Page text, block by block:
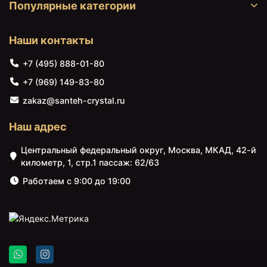
Популярные категории
Наши контакты
+7 (495) 888-01-80
+7 (969) 149-83-80
zakaz@santeh-crystal.ru
Наш адрес
Центральный федеральный округ, Москва, МКАД, 42-й
километр, 1, стр.1 пассаж: 62/63
Работаем с 9:00 до 19:00